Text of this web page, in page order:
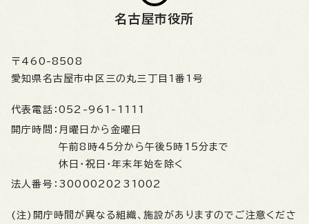
名古屋市役所
〒460-8508
愛知県名古屋市中区三の丸三丁目1番1号
代表電話： 052-961-1111
開庁時間： 月曜日から金曜日
午前8時45分から午後5時15分まで
休日・祝日・年末年始を除く
法人番号： 3000020231002
(注)開庁時間が異なる組織、施設がありますのでご注意くださ